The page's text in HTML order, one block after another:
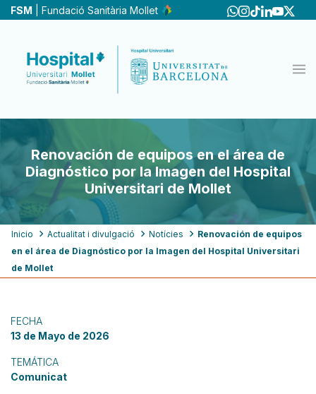
Pasar
principal
FSM | Fundació Sanitària Mollet
Renovación de equipos en el área de
Diagnóstico por la Imagen del Hospital
Universitari de Mollet
Ruta
de
Inicio Actualitat i divulgació Notícies
Renovación de equipos
en el área de Diagnóstico por la Imagen del Hospital Universitari
de Mollet
FECHA
13 de Mayo de 2026
TEMÁTICA
Comunicat